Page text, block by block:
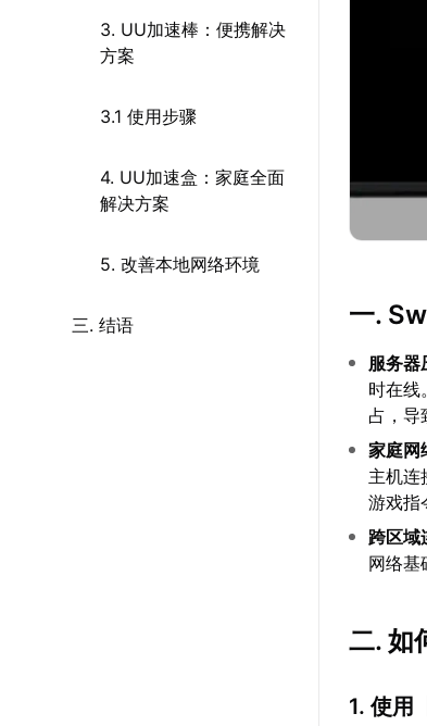
3. UU加速棒：便携解决
方案
3.1 使用步骤
4. UU加速盒：家庭全面
解决方案
5. 改善本地网络环境
三. 结语 一.
服务器
时在线
占，导
家庭网
主机连
游戏指
跨区域
网络基
二. 如
1. 使用